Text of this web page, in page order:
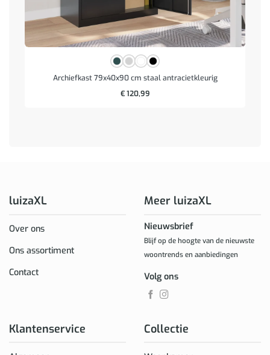
Archiefkast 79x40x90 cm staal antracietkleurig
€120,99
luizaXL
Over ons
Ons assortiment
Contact
Klantenservice Collectie
Meer luizaXL
Nieuwsbrief
Blijf op de hoogte van de nieuwste
woontrends en aanbiedingen
Volg ons